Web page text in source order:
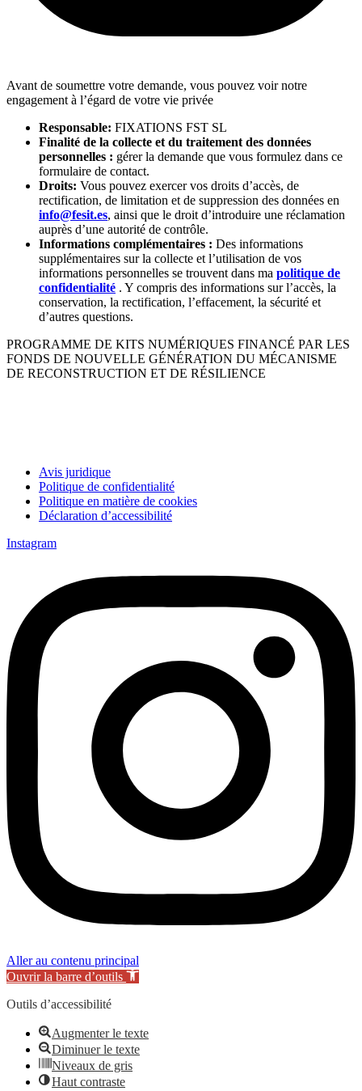
Avant de soumettre votre demande, vous pouvez voir notre
engagement à l’égard de votre vie privée
Responsable: FIXATIONS FST SL
Finalité de la collecte et du traitement des données
personnelles : gérer la demande que vous formulez dans ce
formulaire de contact.
Droits: Vous pouvez exercer vos droits d’accès, de
rectification, de limitation et de suppression des données en
info@fesit.es, ainsi que le droit d’introduire une réclamation
auprès d’une autorité de contrôle.
Informations complémentaires : Des informations
supplémentaires sur la collecte et l’utilisation de vos
informations personnelles se trouvent dans ma politique de
confidentialité . Y compris des informations sur l’accès, la
conservation, la rectification, l’effacement, la sécurité et
d’autres questions.
PROGRAMME DE KITS NUMÉRIQUES FINANCÉ PAR LES
FONDS DE NOUVELLE GÉNÉRATION DU MÉCANISME
DE RECONSTRUCTION ET DE RÉSILIENCE
Avis juridique
Politique de confidentialité
Politique en matière de cookies
Déclaration d’accessibilité
Instagram
Aller au contenu principal
Ouvrir la barre d’outils
Outils d’accessibilité
Augmenter le texte
Diminuer le texte
Niveaux de gris
Haut contraste